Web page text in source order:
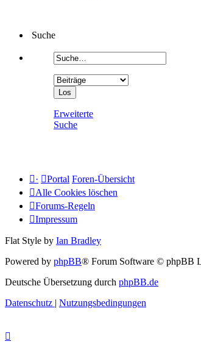
Suche
Erweiterte
Suche
· Portal Foren-Übersicht
Alle Cookies löschen
Forums-Regeln
Impressum
Flat Style by Ian Bradley
Powered by phpBB® Forum Software © phpBB
Deutsche Übersetzung durch phpBB.de
Datenschutz | Nutzungsbedingungen